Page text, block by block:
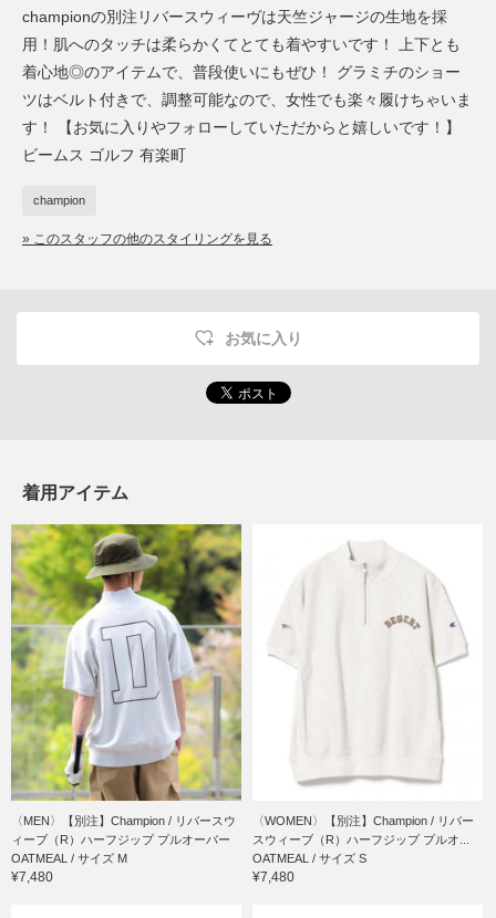
championの別注リバースウィーヴは天竺ジャージの生地を採
用！肌へのタッチは柔らかくてとても着やすいです！ 上下とも
着心地◎のアイテムで、普段使いにもぜひ！ グラミチのショー
ツはベルト付きで、調整可能なので、女性でも楽々履けちゃいま
す！ 【お気に入りやフォローしていただからと嬉しいです！】
ビームス ゴルフ 有楽町
champion
» このスタッフの他のスタイリングを見る
お気に入り
着用アイテム
〈MEN〉【別注】Champion / リバースウ
ィーブ（R）ハーフジップ プルオーバー
OATMEAL / サイズ M
¥7,480
〈WOMEN〉【別注】Champion / リバー
スウィーブ（R）ハーフジップ プルオ...
OATMEAL / サイズ S
¥7,480